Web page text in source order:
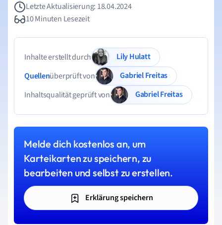
Letzte Aktualisierung: 18.04.2024
10 Minuten Lesezeit
Inhalte erstellt durch
Lily Hulatt
Quellenüberprüft von
Gabriel Freitas
Inhaltsqualität geprüft von
Gabriel Freitas
Melde dich kostenlos an, um
Karteikarten zu speichern, zu
bearbeiten und selbst zu erstellen.
Erklärung speichern